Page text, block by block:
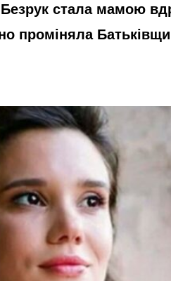
стала мамою
проміняла